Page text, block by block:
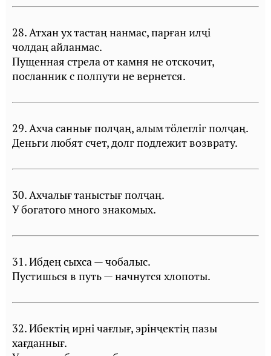
28. Атхан ух тастаң нанмас, парған илҷi
чолдаң айланмас.
Пущенная стрела от камня не отскочит,
посланник с полпути не вернется.
29. Ахча саннығ полҷаң, алым тöлеглiг полҷаң.
Деньги любят счет, долг подлежит возврату.
30. Ахчалығ таныстығ полҷаң.
У богатого много знакомых.
31. Ибдең сыхса — чобалыс.
Пустишься в путь — начнутся хлопоты.
32. Ибектiң ирнi чағлығ, эрiнҷектiң пазы
хағданнығ.